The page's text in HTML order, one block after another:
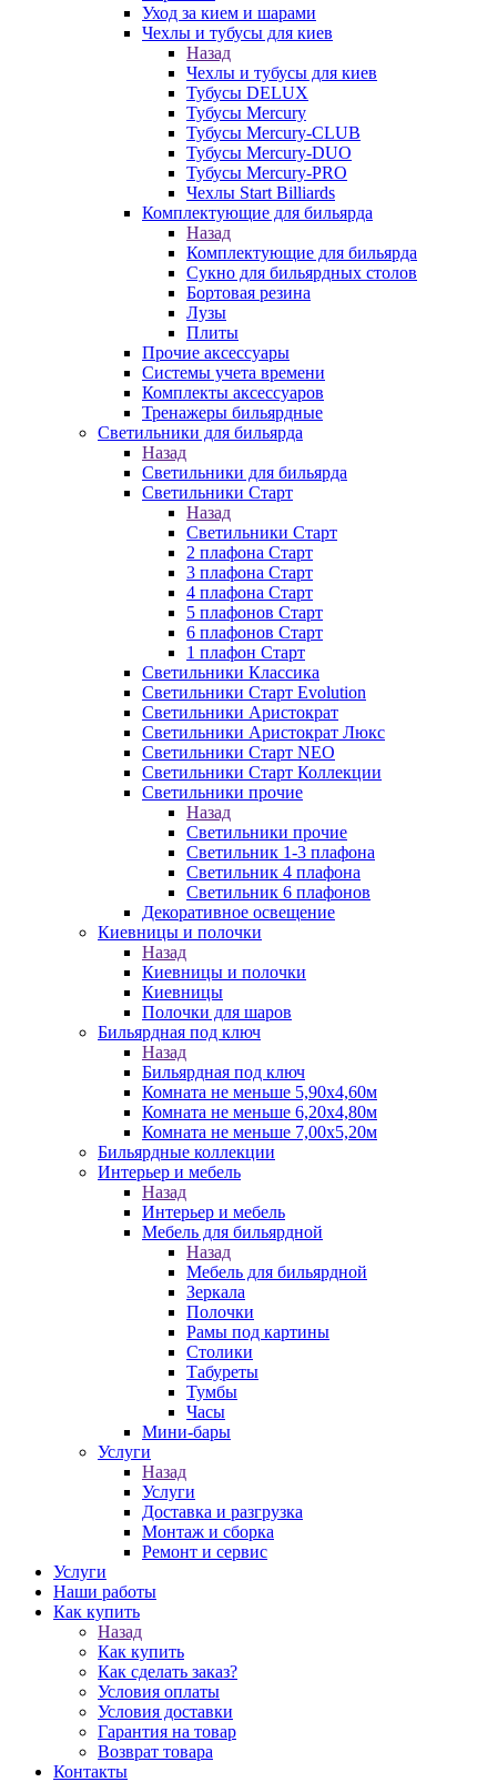
Уход за кием и шарами
Чехлы и тубусы для киев
Назад
Чехлы и тубусы для киев
Тубусы DELUX
Тубусы Mercury
Тубусы Mercury-CLUB
Тубусы Mercury-DUO
Тубусы Mercury-PRO
Чехлы Start Billiards
Комплектующие для бильярда
Назад
Комплектующие для бильярда
Сукно для бильярдных столов
Бортовая резина
Лузы
Плиты
Прочие аксессуары
Системы учета времени
Комплекты аксессуаров
Тренажеры бильярдные
Светильники для бильярда
Назад
Светильники для бильярда
Светильники Старт
Назад
Светильники Старт
2 плафона Старт
3 плафона Старт
4 плафона Старт
5 плафонов Старт
6 плафонов Старт
1 плафон Старт
Светильники Классика
Светильники Старт Evolution
Светильники Аристократ
Светильники Аристократ Люкс
Светильники Старт NEO
Светильники Старт Коллекции
Светильники прочие
Назад
Светильники прочие
Светильник 1-3 плафона
Светильник 4 плафона
Светильник 6 плафонов
Декоративное освещение
Киевницы и полочки
Назад
Киевницы и полочки
Киевницы
Полочки для шаров
Бильярдная под ключ
Назад
Бильярдная под ключ
Комната не меньше 5,90х4,60м
Комната не меньше 6,20х4,80м
Комната не меньше 7,00х5,20м
Бильярдные коллекции
Интерьер и мебель
Назад
Интерьер и мебель
Мебель для бильярдной
Назад
Мебель для бильярдной
Зеркала
Полочки
Рамы под картины
Столики
Табуреты
Тумбы
Часы
Мини-бары
Услуги
Назад
Услуги
Доставка и разгрузка
Монтаж и сборка
Ремонт и сервис
Услуги
Наши работы
Как купить
Назад
Как купить
Как сделать заказ?
Условия оплаты
Условия доставки
Гарантия на товар
Возврат товара
Контакты